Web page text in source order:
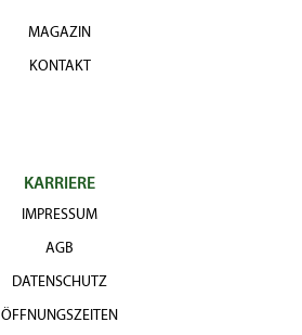
MAGAZIN
KONTAKT
KARRIERE
IMPRESSUM
AGB
DATENSCHUTZ
ÖFFNUNGSZEITEN